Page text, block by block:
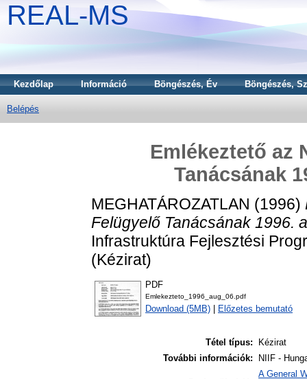
REAL-MS
Kezdőlap Információ Böngészés, Év Böngészés,
Belépés
Emlékeztető az
Tanácsának
MEGHATÁROZATLAN (1996)
Felügyelő Tanácsának 1996.
Infrastruktúra Fejlesztési
(Kézirat)
PDF
Emlekezteto_1996_aug_06.pdf
Download (5MB) Előzetes bemutató
Tétel típus:
Kézirat
További információk:
NIIF -
A General